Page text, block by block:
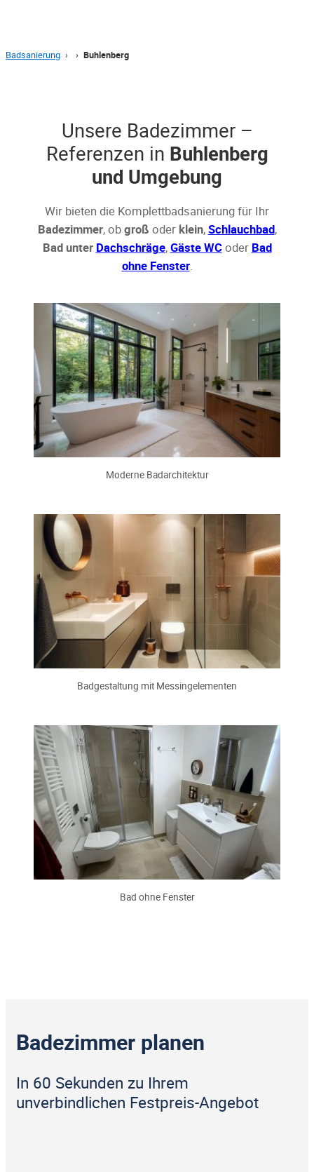
Badsanierung › › Buhlenberg
Unsere Badezimmer –
Referenzen in Buhlenberg
und Umgebung
Wir bieten die Komplettbadsanierung für Ihr
Badezimmer, obgroß oder klein,Schlauchbad,
Bad unter Dachschräge,Gäste WCoder Bad
ohne Fenster.
Moderne Badarchitektur
Badgestaltung mit Messingelementen
Bad ohne Fenster
Badezimmer planen
In 60 Sekunden zu Ihrem
unverbindlichen Festpreis-Angebot